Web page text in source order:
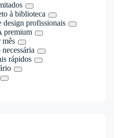
à biblioteca
design profissionais
premium
mês
rápidos